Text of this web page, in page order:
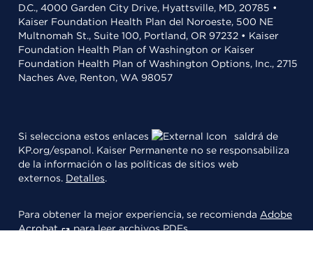
D.C., 4000 Garden City Drive, Hyattsville, MD, 20785 •
Kaiser Foundation Health Plan del Noroeste, 500 NE
Multnomah St., Suite 100, Portland, OR 97232 • Kaiser
Foundation Health Plan of Washington or Kaiser
Foundation Health Plan of Washington Options, Inc., 2715
Naches Ave, Renton, WA 98057
Si selecciona estos enlaces
saldrá de
KP.org/espanol. Kaiser Permanente no se responsabiliza
de la información o las políticas de sitios web
externos. Detalles.
Para obtener la mejor experiencia, se recomienda Adobe
Acrobat
para leer archivos PDFs.